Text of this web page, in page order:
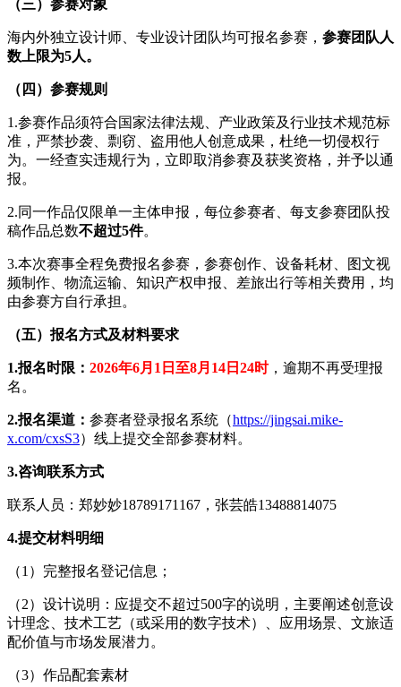
（三）参赛对象
海内外独立设计师、专业设计团队均可报名参赛， 参赛团队人
数上限为5人。
（四）参赛规则
1.参赛作品须符合国家法律法规、产业政策及行业技术规范标
准，严禁抄袭、剽窃、盗用他人创意成果，杜绝一切侵权行
为。一经查实违规行为，立即取消参赛及获奖资格，并予以通
报。
2.同一作品仅限单一主体申报，每位参赛者、每支参赛团队投
稿作品总数不超过5件。
3.本次赛事全程免费报名参赛，参赛创作、设备耗材、图文视
频制作、物流运输、知识产权申报、差旅出行等相关费用，均
由参赛方自行承担。
（五）报名方式及材料要求
1.报名时限： 2026年6月1日至8月14日24时，逾期不再受理报
名。
2.报名渠道： 参赛者登录报名系统（https://jingsai.mike-
x.com/cxsS3）线上提交全部参赛材料。
3.咨询联系方式
联系人员：郑妙妙18789171167，张芸皓13488814075
4.提交材料明细
（1）完整报名登记信息；
（2）设计说明：应提交不超过500字的说明，主要阐述创意设
计理念、技术工艺（或采用的数字技术）、应用场景、文旅适
配价值与市场发展潜力。
（3）作品配套素材